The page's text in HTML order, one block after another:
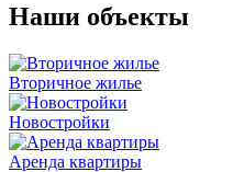
Наши объекты
Вторичное жилье
Новостройки
Аренда квартиры